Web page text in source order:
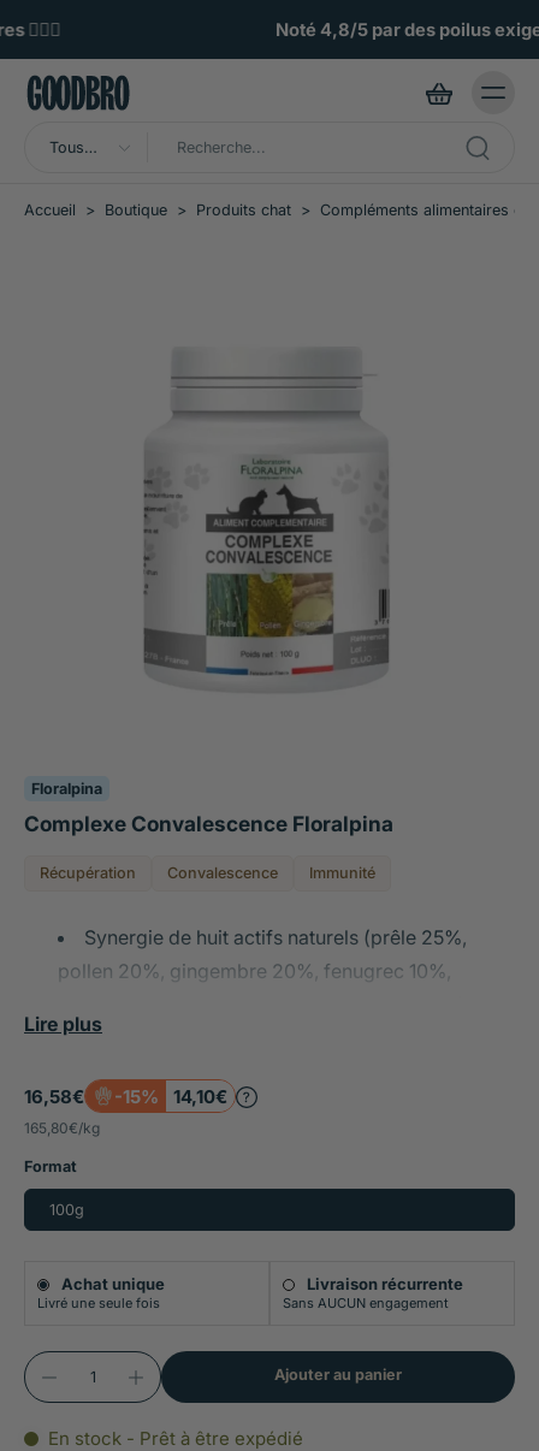
Noté 4,8/5 par des poilus exigeants 🌟
Tous
Accueil > Boutique > Produits chat > Compléments alimentaires
Floralpina
Complexe Convalescence Floralpina
Récupération Convalescence Immunité
Synergie de huit actifs naturels (prêle 25%,
pollen 20%, gingembre 20%, fenugrec 10%,
redonner énergie, vitalité et appétit aux chiens et
Soutient le système immunitaire, aide à la
opération ou une grande fatigue, indiqué
également pour la préparation et récupération à
Reminéralisant et reconstituant cellulaire grâce
gelée royale, stimulant de l'appétit grâce au
Lire plus
16,58€ -15% 14,10€
165,80€/kg
Format
100g
Achat unique
Livré une seule fois
Livraison récurrente
Sans AUCUN engagement
Ajouter au panier
En stock - Prêt à être expédié